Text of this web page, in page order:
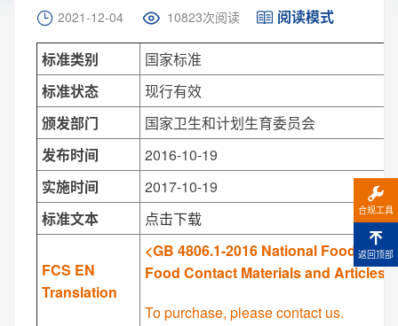
2021-12-04 10823次阅读 阅读模式
标准类别
国家标准
标准状态
现行有效
颁发部门
国家卫生和计划生育委员会
发布时间
2016-10-19
实施时间
2017-10-19
标准文本
点击下载
FCS EN
Translation
<GB 4806.1-2016 National Food
Food Contact Materials and Articles>
To purchase, please contact us.
合规工具
返回顶部